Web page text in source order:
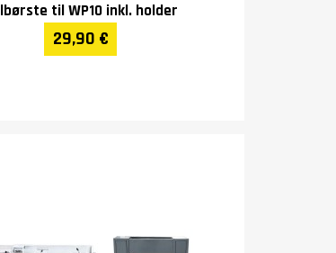
til WP10 inkl. holder
29,90 €